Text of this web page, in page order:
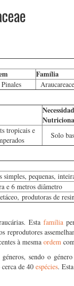
Família
Pinales
tropicais e
Solo
pequenas,
e 6 metros diâmetro
produtoras de
Esta família
reprodutores
à mesma ordem
sendo o
de 40 espécies.